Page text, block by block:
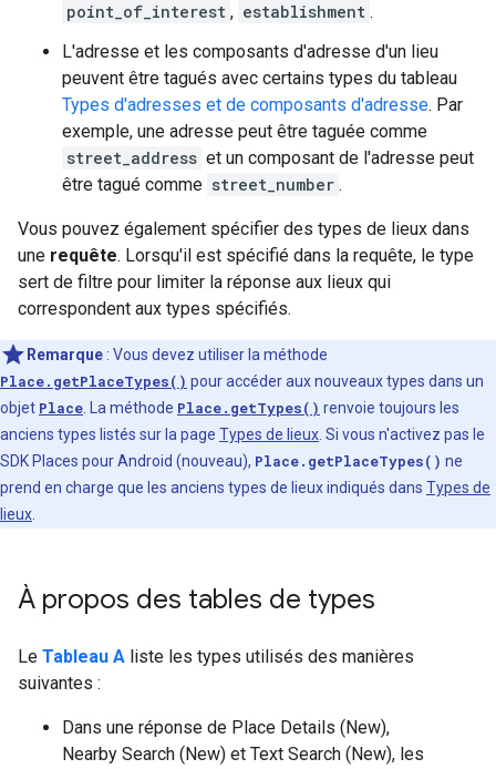
point_of_interest , establishment .
L'adresse et les composants d'adresse d'un lieu
peuvent être tagués avec certains types du tableau
Types d'adresses et de composants d'adresse. Par
exemple, une adresse peut être taguée comme
street_address et un composant de l'adresse peut
être tagué comme street_number .
Vous pouvez également spécifier des types de lieux dans
une requête. Lorsqu'il est spécifié dans la requête, le type
sert de filtre pour limiter la réponse aux lieux qui
correspondent aux types spécifiés.
Remarque : Vous devez utiliser la méthode
Place.getPlaceTypes() pour accéder aux nouveaux types dans un
objet Place . La méthode Place.getTypes() renvoie toujours les
anciens types listés sur la page Types de lieux . Si vous n'activez pas le
SDK Places pour Android (nouveau), Place.getPlaceTypes() ne
prend en charge que les anciens types de lieux indiqués dans Types de
lieux
À propos des tables de types
Le Tableau A liste les types utilisés des manières
suivantes :
Dans une réponse de Place Details (New),
Nearby Search (New) et Text Search (New), les